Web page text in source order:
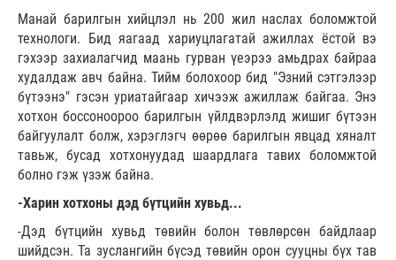
Манай барилгын хийцлэл нь 200 жил наслах боломжтой
технологи. Бид яагаад хариуцлагатай ажиллах ёстой вэ
гэхээр захиалагчид маань гурван үеэрээ амьдрах байраа
худалдаж авч байна. Тийм болохоор бид "Эзний сэтгэлээр
бүтээнэ" гэсэн уриатайгаар хичээж ажиллаж байгаа. Энэ
хотхон боссоноороо барилгын үйлдвэрлэлд жишиг бүтээн
байгуулалт болж, хэрэглэгч өөрөө барилгын явцад хяналт
тавьж, бусад хотхонуудад шаардлага тавих боломжтой
болно гэж үзэж байна.
-Харин хотхоны дэд бүтцийн хувьд...
-Дэд бүтцийн хувьд төвийн болон төвлөрсөн байдлаар
шийдсэн. Та зуслангийн бүсэд төвийн орон сууцны бүх тав